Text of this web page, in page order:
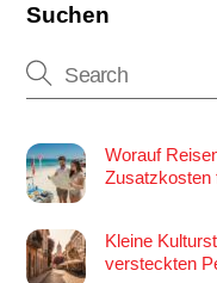
Suchen
Worauf
Zusatzkosten
Kleine
versteckten